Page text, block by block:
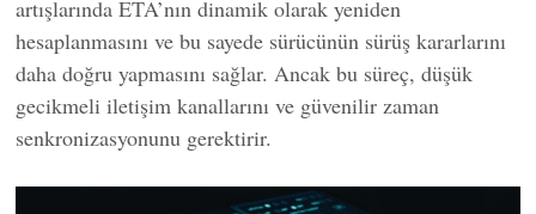
artışlarında ETA’nın dinamik olarak yeniden
hesaplanmasını ve bu sayede sürücünün sürüş kararlarını
daha doğru yapmasını sağlar. Ancak bu süreç, düşük
gecikmeli iletişim kanallarını ve güvenilir zaman
senkronizasyonunu gerektirir.